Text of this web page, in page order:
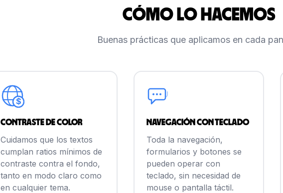
Cómo lo hacemos
Buenas prácticas que aplicamos en cada
$
Contraste de color
Cuidamos que los textos
cumplan ratios mínimos de
contraste contra el fondo,
tanto en modo claro como
en cualquier tema.
Navegación con teclado
Toda la navegación,
formularios y botones se
pueden operar con
teclado, sin necesidad de
mouse o pantalla táctil.